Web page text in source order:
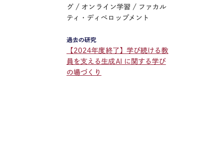
グ
オンライン学習
ファカル
ティ・ディベロップメント
過去の研究
【2024年度終了】学び続ける教
員を支える生成AI に関する学び
の場づくり